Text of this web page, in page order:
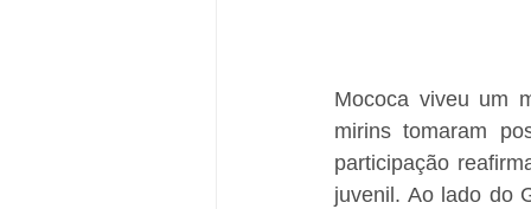
Mococa viveu um
mirins tomaram
participação
juvenil. Ao lado do